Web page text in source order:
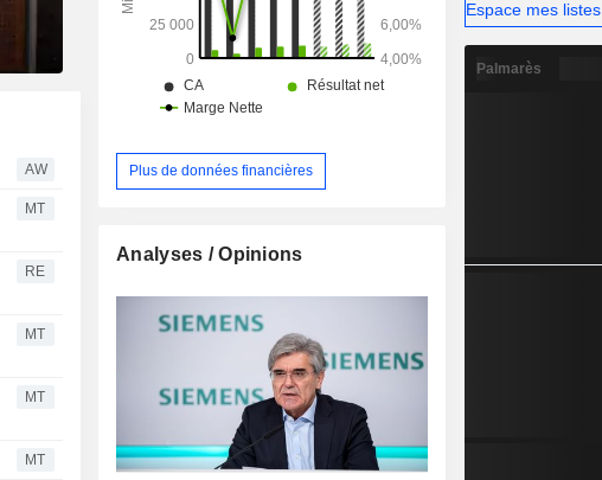
AW
MT
RE
MT
MT
MT
répartition géographique du CA est la suivante :
Allemagne (14,8%), Europe-Communauté des
Etats Indépendants-Afrique-Moyen-Orient
(32%), Etats-Unis (28%), Amérique (4,6%),
Chine (9,1%), Asie et Australie (11,5%).
Plus de données financières
Analyses / Opinions
Espace mes listes
Palmarès